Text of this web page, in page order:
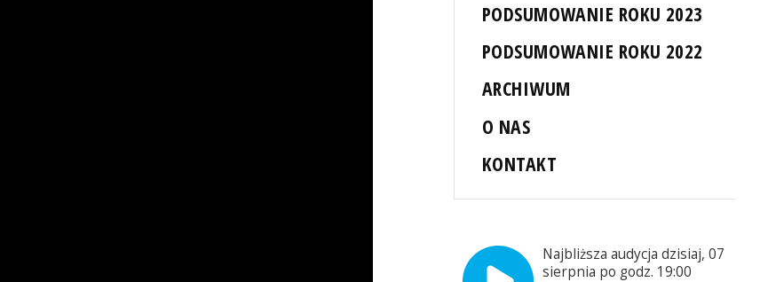
PODSUMOWANIE ROKU 2023
PODSUMOWANIE ROKU 2022
ARCHIWUM
O NAS
KONTAKT
Najbliższa audycja dzisiaj, 07
sierpnia po godz. 19:00